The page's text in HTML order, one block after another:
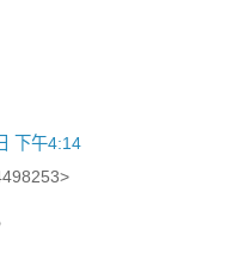
下午4:14